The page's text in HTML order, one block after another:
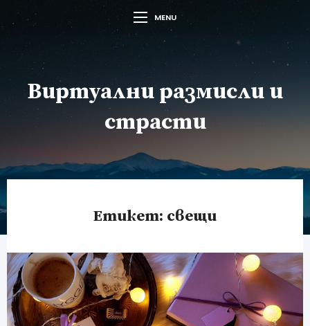
MENU
Виртуални размисли и
страсти
Етикет: свещи